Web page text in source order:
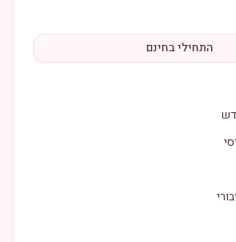
התחילי בחינם